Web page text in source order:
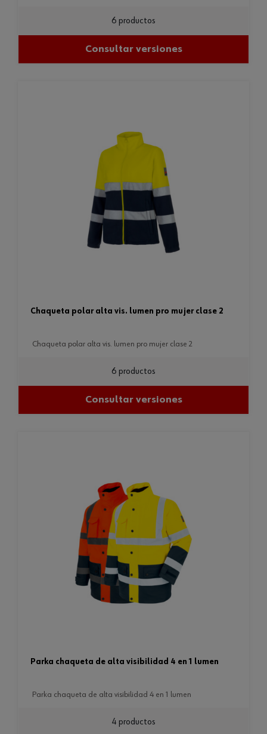
6 productos
Consultar versiones
chaqueta polar alta vis. lumen pro mujer clase 2
chaqueta polar alta vis. lumen pro mujer clase 2
6 productos
Consultar versiones
parka chaqueta de alta visibilidad 4 en 1 lumen
parka chaqueta de alta visibilidad 4 en 1 lumen
4 productos